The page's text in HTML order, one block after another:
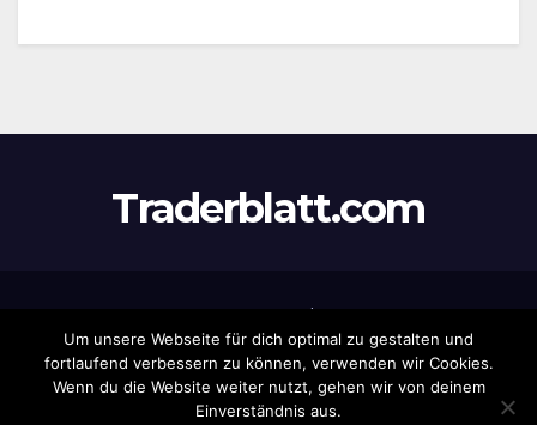
Traderblatt.com
Themeansar
EintragHaftungsausschluss
Um unsere Webseite für dich optimal zu gestalten und
fortlaufend verbessern zu können, verwenden wir Cookies.
Wenn du die Website weiter nutzt, gehen wir von deinem
Einverständnis aus.